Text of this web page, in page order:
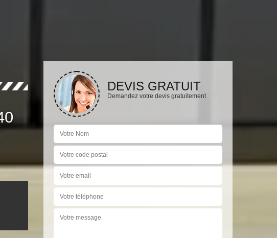
DEVIS GRATUIT
Demandez votre devis gratuitement